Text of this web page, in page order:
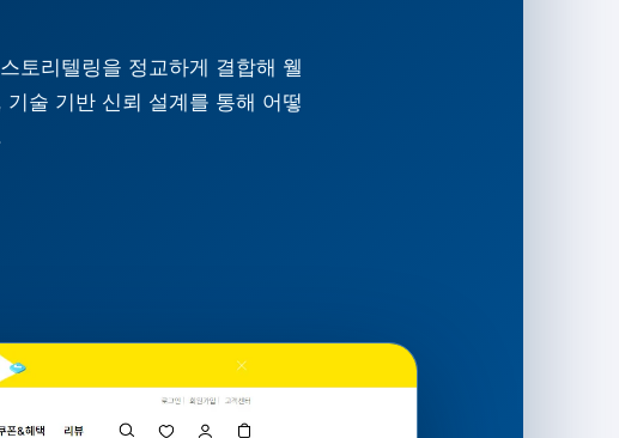
토리텔링을 정교하게 결합해 웰
술 기반 신뢰 설계를 통해 어떻